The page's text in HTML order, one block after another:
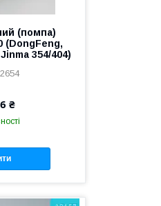
(помпа)
(DongFeng,
354/404)
₴